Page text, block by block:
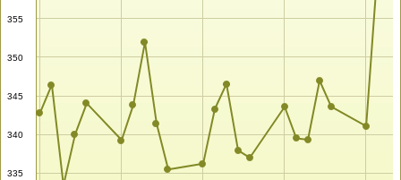
335
340
345
350
355